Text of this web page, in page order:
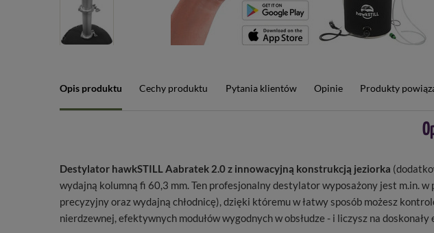
Opis produktu Cechy produktu Pytania klientów Opinie Produkty
Destylator hawkSTILL Aabratek 2.0 z innowacyjną konstrukcją jeziorka
wydajną kolumną fi 60,3 mm. Ten profesjonalny destylator wyposażony jest m.in.
precyzyjny oraz wydajną chłodnicę), dzięki któremu w łatwy sposób możesz
nierdzewnej, efektywnych modułów wygodnych w obsłudze - i liczysz na